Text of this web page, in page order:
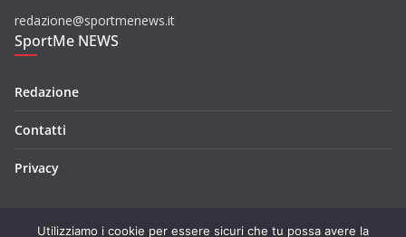
redazione@sportmenews.it
SportMe NEWS
Redazione
Contatti
Privacy
Utilizziamo i cookie per essere sicuri che tu possa avere la